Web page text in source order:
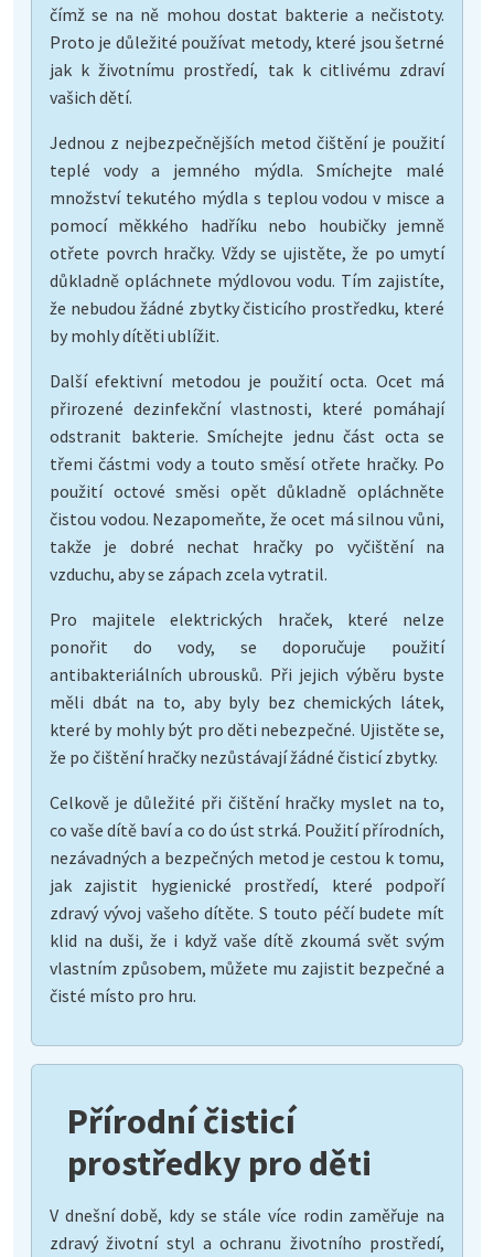
čímž se na ně mohou dostat bakterie a nečistoty.
Proto je důležité používat metody, které jsou šetrné
jak k životnímu prostředí, tak k citlivému zdraví
vašich dětí.
Jednou z nejbezpečnějších metod čištění je použití
teplé vody a jemného mýdla. Smíchejte malé
množství tekutého mýdla s teplou vodou v misce a
pomocí měkkého hadříku nebo houbičky jemně
otřete povrch hračky. Vždy se ujistěte, že po umytí
důkladně opláchnete mýdlovou vodu. Tím zajistíte,
že nebudou žádné zbytky čisticího prostředku, které
by mohly dítěti ublížit.
Další efektivní metodou je použití octa. Ocet má
přirozené dezinfekční vlastnosti, které pomáhají
odstranit bakterie. Smíchejte jednu část octa se
třemi částmi vody a touto směsí otřete hračky. Po
použití octové směsi opět důkladně opláchněte
čistou vodou. Nezapomeňte, že ocet má silnou vůni,
takže je dobré nechat hračky po vyčištění na
vzduchu, aby se zápach zcela vytratil.
Pro majitele elektrických hraček, které nelze
ponořit do vody, se doporučuje použití
antibakteriálních ubrousků. Při jejich výběru byste
měli dbát na to, aby byly bez chemických látek,
které by mohly být pro děti nebezpečné. Ujistěte se,
že po čištění hračky nezůstávají žádné čisticí zbytky.
Celkově je důležité při čištění hračky myslet na to,
co vaše dítě baví a co do úst strká. Použití přírodních,
nezávadných a bezpečných metod je cestou k tomu,
jak zajistit hygienické prostředí, které podpoří
zdravý vývoj vašeho dítěte. S touto péčí budete mít
klid na duši, že i když vaše dítě zkoumá svět svým
vlastním způsobem, můžete mu zajistit bezpečné a
čisté místo pro hru.
Přírodní čisticí
prostředky pro děti
V dnešní době, kdy se stále více rodin zaměřuje na
zdravý životní styl a ochranu životního prostředí,